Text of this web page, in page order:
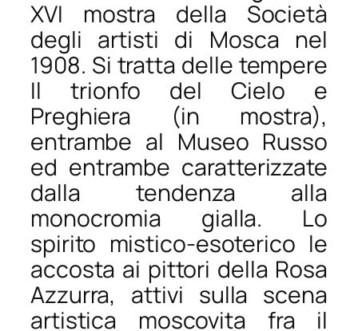
XVI mostra della Società
degli artisti di Mosca nel
1908. Si tratta delle tempere
Il trionfo del Cielo e
Preghiera (in mostra),
entrambe al Museo Russo
ed entrambe caratterizzate
dalla tendenza alla
monocromia gialla. Lo
spirito mistico-esoterico le
accosta ai pittori della Rosa
Azzurra, attivi sulla scena
artistica moscovita fra il